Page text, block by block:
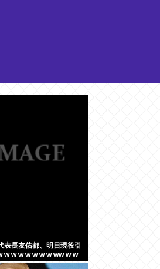
表長友佑都、明日現役引
w w w w w w w ww w w